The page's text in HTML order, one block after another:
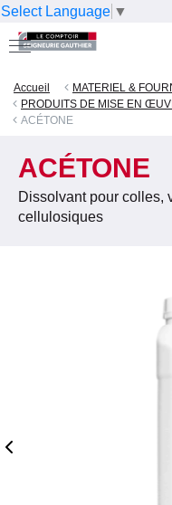
Select Language ▼
Accueil
MATERIEL &
PRODUITS DE MISE EN
ACÉTONE
ACÉTONE
Dissolvant pour colles,
cellulosiques